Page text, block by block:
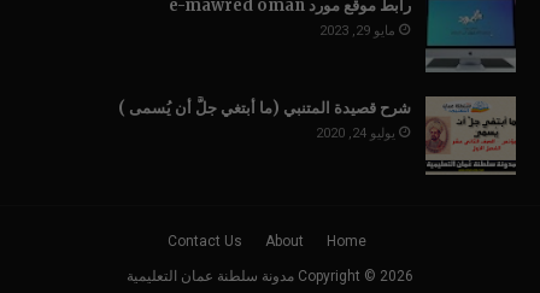
رابط موقع مورد e-mawred oman
مايو 29, 2023
شرح قصيدة المتنبي (ما أبتغي جلَّ أن يُسمى )
يوليو 24, 2020
Home
About
Contact Us
Copyright © 2026 مدونة سلطنة عمان التعليمية